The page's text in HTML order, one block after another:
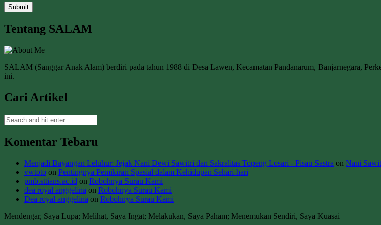
Tentang SALAM
SALAM (Sanggar Anak Alam) berdiri pada tahun 1988 di Desa Lawen, Kecamatan Pandanarum, Banjarnegara,
ini.
Cari Artikel
Komentar Tebaru
Menjadi Bayangan Leluhur: Jejak Nani Dewi Sawitri dan Sakralitas Topeng Losari - Pisau Sastra on Nani
vwtoto on Pentingnya Pemikiran Spasial dalam Kehidupan Sehari-hari
pmb.sttians.ac.id on Robohnya Surau Kami
dea royal anggelina on Robohnya Surau Kami
Dea royal anggelina on Robohnya Surau Kami
Mendengar, Saya Lupa; Melihat, Saya Ingat; Melakukan, Saya Paham; Menemukan Sendiri, Saya Kuasai